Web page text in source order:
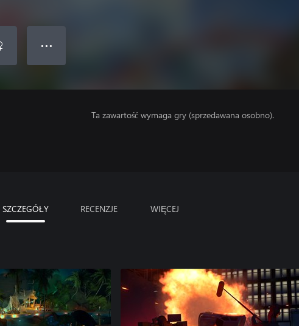
● ● ●
Ta zawartość wymaga gry (sprzedawana osobno).
SZCZEGÓŁY RECENZJE WIĘCEJ